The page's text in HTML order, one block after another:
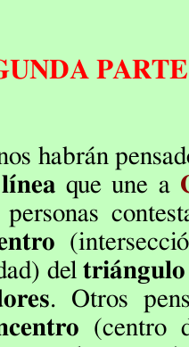
PARTE
habrán
línea que une a
del triángulo
. Otros
(centro